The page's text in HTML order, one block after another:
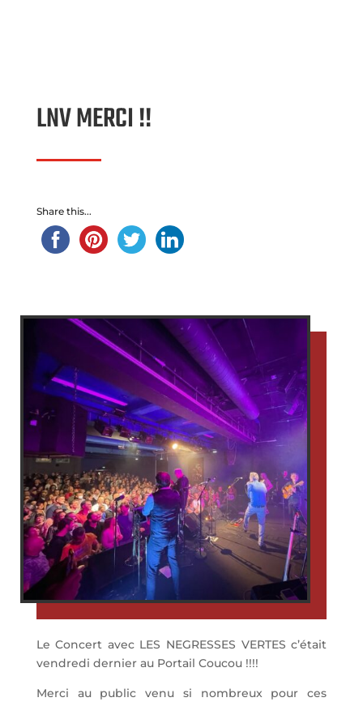
LNV MERCI !!
Share this...
Le Concert avec LES NEGRESSES VERTES c’était
vendredi dernier au Portail Coucou !!!!
Merci au public venu si nombreux pour ces